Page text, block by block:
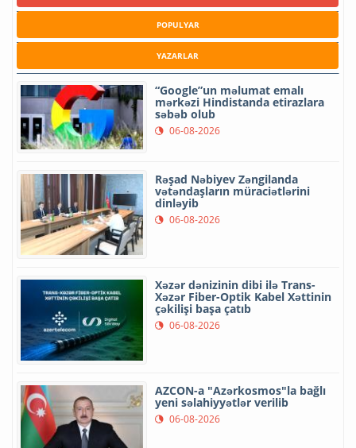
POPULYAR
YAZARLAR
“Google”un məlumat emalı
mərkəzi Hindistanda etirazlara
səbəb olub
06-08-2026
Rəşad Nəbiyev Zəngilanda
vətəndaşların müraciətlərini
dinləyib
06-08-2026
Xəzər dənizinin dibi ilə Trans-
Xəzər Fiber-Optik Kabel Xəttinin
çəkilişi başa çatıb
06-08-2026
AZCON-a "Azərkosmos"la bağlı
yeni səlahiyyətlər verilib
06-08-2026